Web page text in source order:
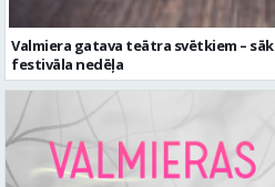
Valmiera gatava teātra svētkiem –
festivāla nedēļa